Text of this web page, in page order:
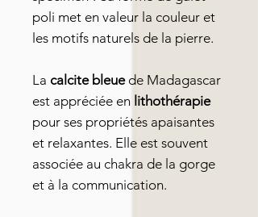
poli met en valeur la couleur et
les motifs naturels de la pierre.
La calcite bleuede Madagascar
est appréciée en lithothérapie
pour ses propriétés apaisantes
et relaxantes. Elle est souvent
associée au chakra de la gorge
et à la communication.